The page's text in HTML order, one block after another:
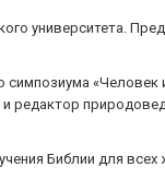
университета.
«Человек
редактор
Библии для